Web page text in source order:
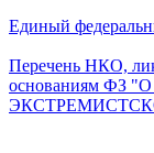
Единый
Перечень НКО,
основаниям ФЗ